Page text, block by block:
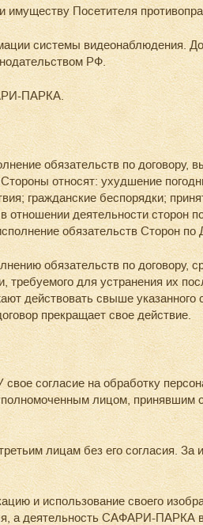
Посетителя
системы видеонаблюдения.
РФ.
ПАРКА.
обязательств по договору,
относят: ухудшение
гражданские беспорядки;
деятельности сторон
обязательств Сторон по
обязательств по договору,
требуемого для устранения их
действовать свыше указанного
прекращает свое действие.
согласие на обработку
лицом, принявшим
лицам без его согласия. За
и использование своего
а деятельность САФАРИ-